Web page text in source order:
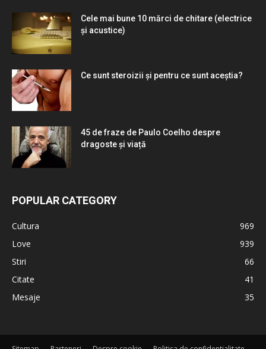
Cele mai bune 10 mărci de chitare (electrice
și acustice)
Ce sunt steroizii și pentru ce sunt aceștia?
45 de fraze de Paulo Coelho despre
dragoste și viață
POPULAR CATEGORY
Cultura
969
Love
939
Stiri
66
Citate
41
Mesaje
35